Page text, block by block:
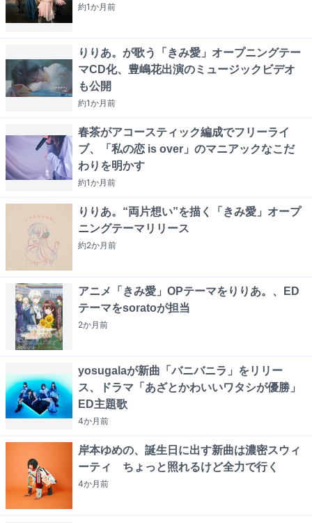
約1か月前
りりあ。が歌う「きみ愛」オープニングテー
マCD化、豊嶋花出演のミュージックビデオ
も公開
約1か月前
春茶がアコースティック編成でフリーライ
ブ、「私の恋 is over」のマニアックなこだ
わりを明かす
約1か月前
りりあ。“両片想い”を描く「きみ愛」オープ
ニングテーマリリース
約2か月前
アニメ「きみ愛」OPテーマをりりあ。、ED
テーマをsoratoが担当
2か月前
yosugalaが新曲「バニバニラ」をリリー
ス、ドラマ「あざとかわいいワタシが優勝」
ED主題歌
4か月前
岸本ゆめの、誕生日に出す新曲は濃密スウィ
ーティ ちょっと照れるけど全力で行く
4か月前